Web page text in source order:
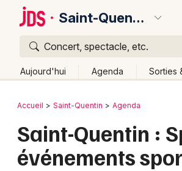
Saint-Quentin
Concert, spectacle, etc.
Aujourd'hui Agenda Sorties
Publier un événement
Bordeaux
Colmar
Retour
Accueil Saint-Quentin Agenda
Saint-Quentin :
événements
Quoi ?
Où ?
Partout
Près de moi Changer de lieu
Quand ?